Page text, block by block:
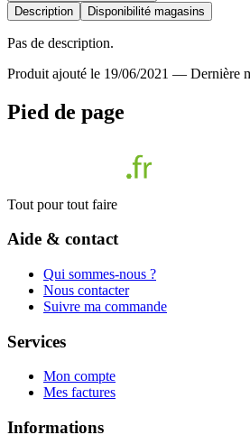
Description
Disponibilité magasins
Pas de description.
Produit ajouté le 19/06/2021 — Dernière
Pied de page
Tout pour tout faire
Aide & contact
Qui sommes-nous ?
Nous contacter
Suivre ma commande
Services
Mon compte
Mes factures
Informations